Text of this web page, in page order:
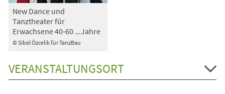
© Sibel Özcelik für TanzBau
New Dance und
Tanztheater für
Erwachsene 40-60 ...Jahre
VERANSTALTUNGSORT